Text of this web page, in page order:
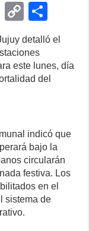
T
el
e
gr
a
C
o
p
y
Li
k
h
ar
e
detalló el
este lunes, día
del
indicó que
bajo la
circularán
festiva. Los
en el
sistema de